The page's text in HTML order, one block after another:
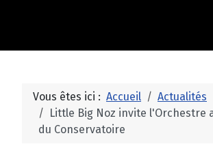
Vous êtes ici : Accueil
Actualités
Little Big Noz invite l'Orchestre
du Conservatoire